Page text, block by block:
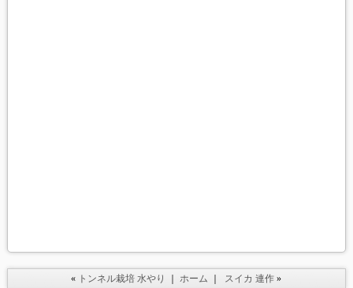
« トンネル栽培 水やり ｜ホーム ｜ スイカ 連作 »